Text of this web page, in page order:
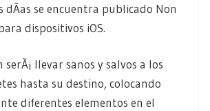
dÃ­as se encuentra publicado Non
dispositivos iOS.
llevar sanos y salvos a los
hasta su destino, colocando
diferentes elementos en el